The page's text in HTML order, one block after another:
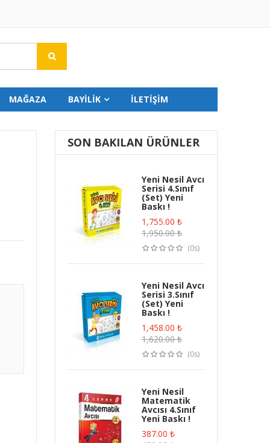
MAĞAZA BAYİLİK İLETİŞİM
SON BAKILAN ÜRÜNLER
Yeni Nesil Avcı
Serisi 4.Sınıf
(Set) Yeni
Baskı !
1,755.00 ₺
1,950.00₺
(0s)
Yeni Nesil Avcı
Serisi 3.Sınıf
(Set) Yeni
Baskı !
1,458.00 ₺
1,620.00₺
(0s)
Yeni Nesil
Matematik
Avcısı 4.Sınıf
Yeni Baskı !
387.00 ₺